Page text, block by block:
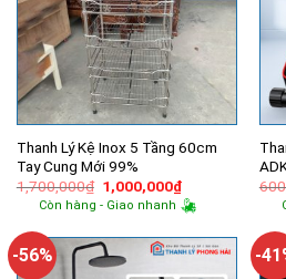
Thanh Lý Kệ Inox 5 Tầng 60cm
Tay Cung Mới 99%
1,700,000₫ Giá
gốc
là:
1,000,000₫Giá
hiện
tại
1,000,000₫.
Còn hàng - Giao nhanh
-56% -